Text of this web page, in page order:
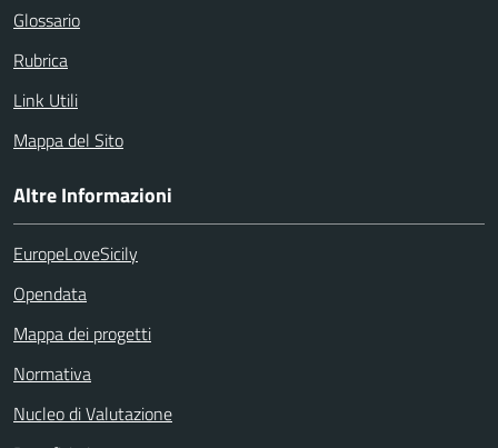
Glossario
Rubrica
Link Utili
Mappa del Sito
Altre Informazioni
EuropeLoveSicily
Opendata
Mappa dei progetti
Normativa
Nucleo di Valutazione